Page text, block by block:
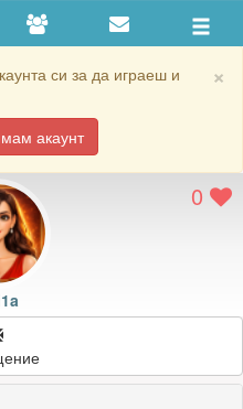
×
си за да играеш и
акаунт
0